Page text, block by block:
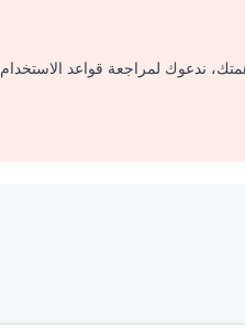
ندعوك لمراجعة قواعد الاستخدام